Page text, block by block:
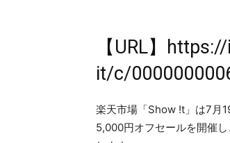
【URL】
it/c/
楽天市場「Show !t」は7月
5,000円オフセールを開催